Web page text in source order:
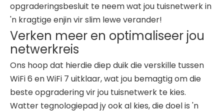
opgraderingsbesluit te neem wat jou tuisnetwerk in
'n kragtige enjin vir slim lewe verander!
Verken meer en optimaliseer jou
netwerkreis
Ons hoop dat hierdie diep duik die verskille tussen
WiFi 6 en WiFi 7 uitklaar, wat jou bemagtig om die
beste opgradering vir jou tuisnetwerk te kies.
Watter tegnologiepad jy ook al kies, die doel is 'n